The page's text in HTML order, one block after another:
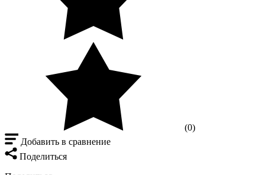
(0)
Добавить в сравнение
Поделиться